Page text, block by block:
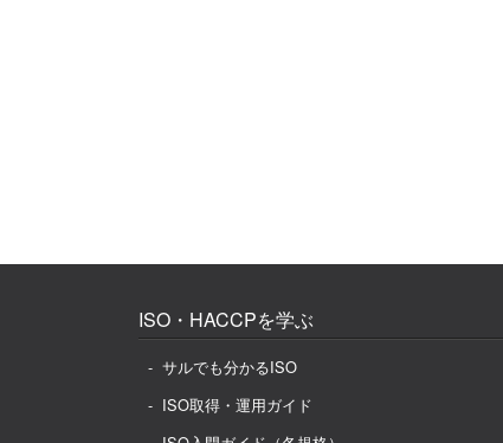
ISO・HACCPを学ぶ
サルでも分かるISO
ISO取得・運用ガイド